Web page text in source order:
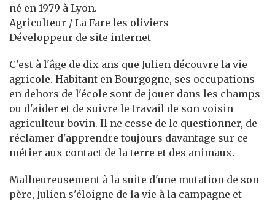
né en 1979 à Lyon.
Agriculteur / La Fare les oliviers
Développeur de site internet
C'est à l'âge de dix ans que Julien découvre la vie
agricole. Habitant en Bourgogne, ses occupations
en dehors de l'école sont de jouer dans les champs
ou d'aider et de suivre le travail de son voisin
agriculteur bovin. Il ne cesse de le questionner, de
réclamer d'apprendre toujours davantage sur ce
métier aux contact de la terre et des animaux.
Malheureusement à la suite d'une mutation de son
père, Julien s'éloigne de la vie à la campagne et